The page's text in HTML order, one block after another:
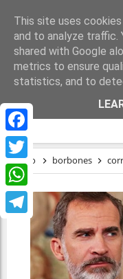
Facebook
Twitter
WhatsApp
Telegram
EL REY OLVIDA
PRESO EN LA
Inicio borbones
This site uses
and to analyze traffic.
shared with Google
metrics to ensure
statistics, and to